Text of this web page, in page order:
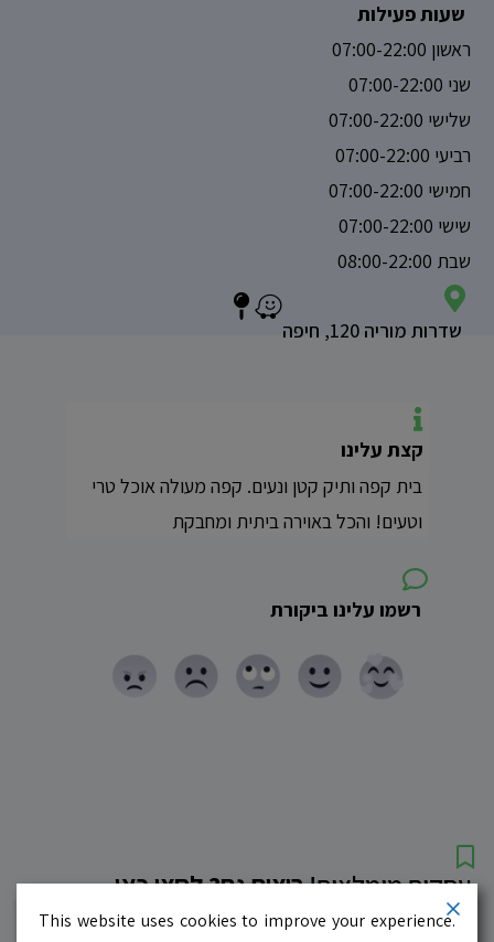
שעות פעילות
ראשון 07:00-22:00
שני 07:00-22:00
שלישי 07:00-22:00
רביעי 07:00-22:00
חמישי 07:00-22:00
שישי 07:00-22:00
שבת 08:00-22:00
שדרות מוריה 120, חיפה
קצת עלינו
בית קפה ותיק קטן ונעים. קפה מעולה אוכל טרי
וטעים! והכל באוירה ביתית ומחבקת
רשמו עלינו ביקורת
עסקים מומלצים!רוצים גם? לחצו כאן
This website uses cookies to improve your experience.